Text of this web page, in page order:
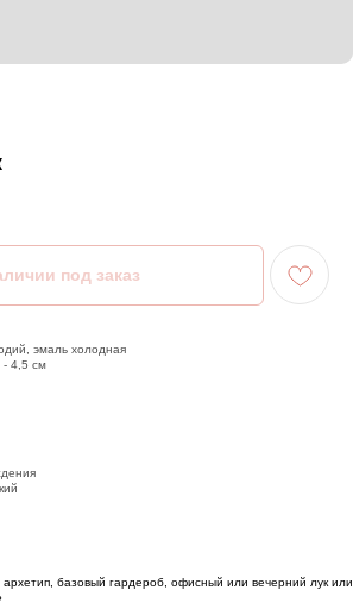
эмаль холодная
- 4,5 см
базовый гардероб, офисный или вечерний лук или